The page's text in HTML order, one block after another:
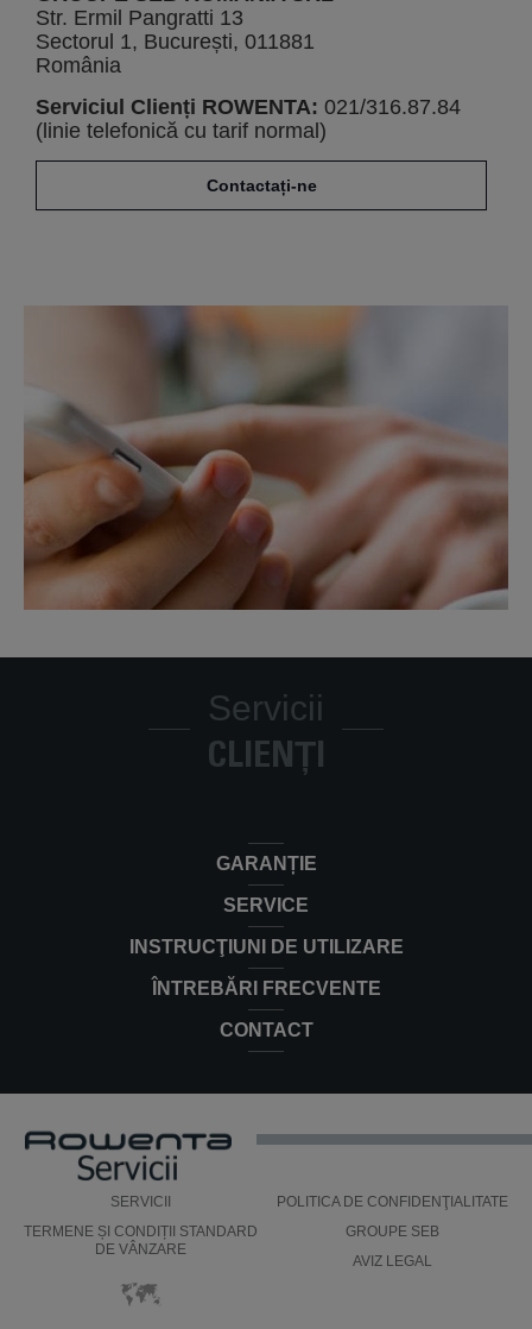
Str. Ermil Pangratti 13
Sectorul 1, București, 011881
România
Serviciul Clienți ROWENTA: 021/316.87.84
(linie telefonică cu tarif normal)
Contactați-ne
Servicii
CLIENȚI
GARANȚIE
SERVICE
INSTRUCŢIUNI DE UTILIZARE
ÎNTREBĂRI FRECVENTE
CONTACT
SERVICII
POLITICA DE CONFIDENŢIALITATE
TERMENE ȘI CONDIȚII STANDARD
DE VÂNZARE
GROUPE SEB
AVIZ LEGAL